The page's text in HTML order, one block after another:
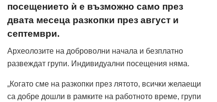
посещението ѝ е възможно само през
двата месеца разкопки през август и
септември.
Археолозите на доброволни начала и безплатно
развеждат групи. Индивидуални посещения няма.
„Когато сме на разкопки през лятото, всички желаещи
са добре дошли в рамките на работното време, групи